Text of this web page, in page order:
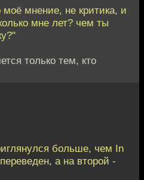
мнение, не критика, и
мне лет? чем ты
только тем, кто
больше, чем In
а на второй -